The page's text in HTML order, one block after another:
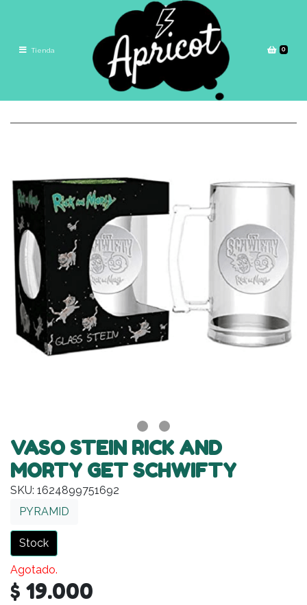
Tienda 0
VASO STEIN RICK AND
MORTY GET SCHWIFTY
SKU: 1624899751692
PYRAMID
Stock
Agotado.
$ 19.000